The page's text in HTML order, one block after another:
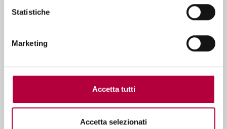
Statistiche
Marketing
Accetta tutti
Accetta selezionati
Vedi tutte >
Ultimi Post
roadmap tecnica per minimizzare i